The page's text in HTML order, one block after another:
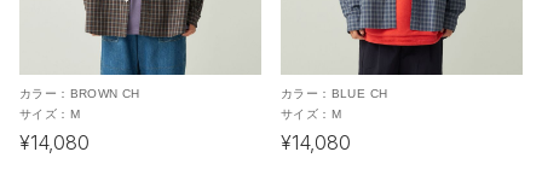
カラー： BROWN CH
サイズ： M
¥14,080
カラー： BLUE CH
サイズ： M
¥14,080